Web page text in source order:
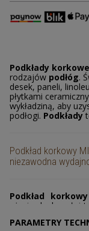
Podkłady
rodzajów podłóg.
desek, paneli,
płytkami
wykładziną, aby
podłogi. Podkłady
Podkład korkowy
niezawodna
Podkład
użyciu
zdrowie.
PARAMETRY